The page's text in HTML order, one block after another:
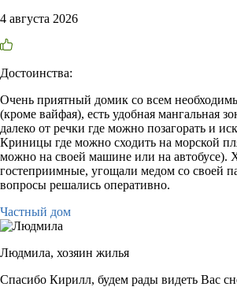
4 августа 2026
Достоинства:
Очень приятный домик со всем
(кроме вайфая), есть удобная мангальная
далеко от речки где можно позагорать и
Криницы где можно сходить на морской
можно на своей машине или на автобусе).
гостеприимные, угощали медом со своей
вопросы решались оперативно.
Частный дом
Людмила, хозяин жилья
Спасибо Кирилл, будем рады видеть Вас